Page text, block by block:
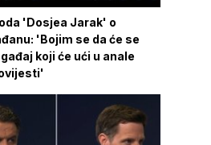
'Dosjea Jarak' o
'Bojim se da će se
koji će ući u anale